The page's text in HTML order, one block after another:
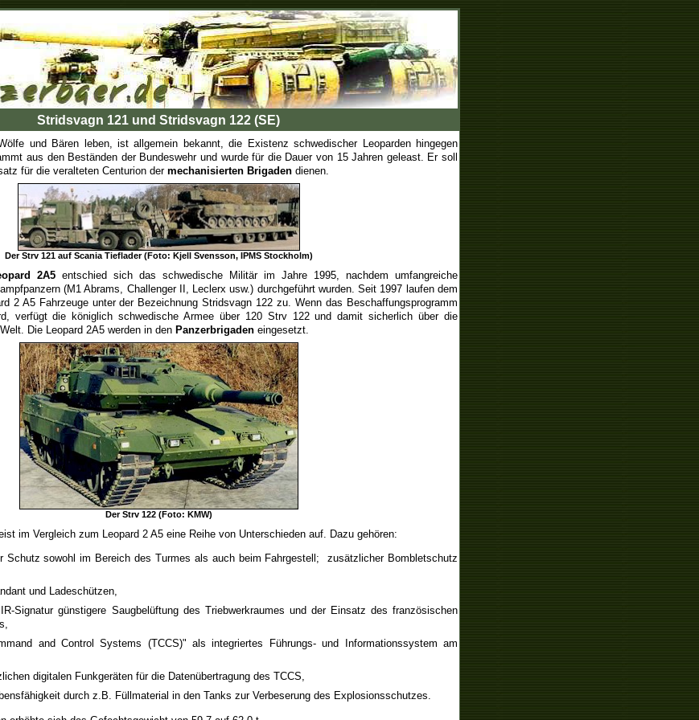
Stridsvagn 121 und Stridsvagn 122 (SE)
und Bären leben, ist allgemein bekannt, die Existenz schwedischer Leoparden hingegen
aus den Beständen der Bundeswehr und wurde für die Dauer von 15 Jahren geleast. Er soll
für die veralteten Centurion der mechanisierten Brigaden dienen.
Der Strv 121 auf Scania Tieflader (Foto: Kjell Svensson, IPMS Stockholm)
2A5 entschied sich das schwedische Militär im Jahre 1995, nachdem umfangreiche
(M1 Abrams, Challenger II, Leclerx usw.) durchgeführt wurden. Seit 1997 laufen dem
2 A5 Fahrzeuge unter der Bezeichnung Stridsvagn 122 zu. Wenn das Beschaffungsprogramm
verfügt die königlich schwedische Armee über 120 Strv 122 und damit sicherlich über die
Die Leopard 2A5 werden in den Panzerbrigaden eingesetzt.
Der Strv 122 (Foto: KMW)
im Vergleich zum Leopard 2 A5 eine Reihe von Unterschieden auf. Dazu gehören:
Schutz sowohl im Bereich des Turmes als auch beim Fahrgestell; zusätzlicher Bombletschutz
und Ladeschützen,
Signatur günstigere Saugbelüftung des Triebwerkraumes und der Einsatz des französischen
and Control Systems (TCCS)" als integriertes Führungs- und Informationssystem am
digitalen Funkgeräten für die Datenübertragung des TCCS,
durch z.B. Füllmaterial in den Tanks zur Verbeserung des Explosionsschutzes.